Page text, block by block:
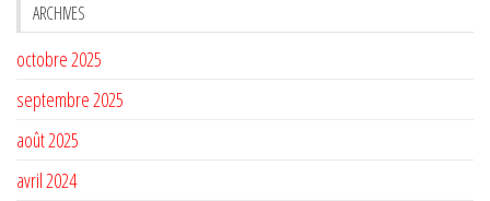
ARCHIVES
octobre 2025
septembre 2025
août 2025
avril 2024